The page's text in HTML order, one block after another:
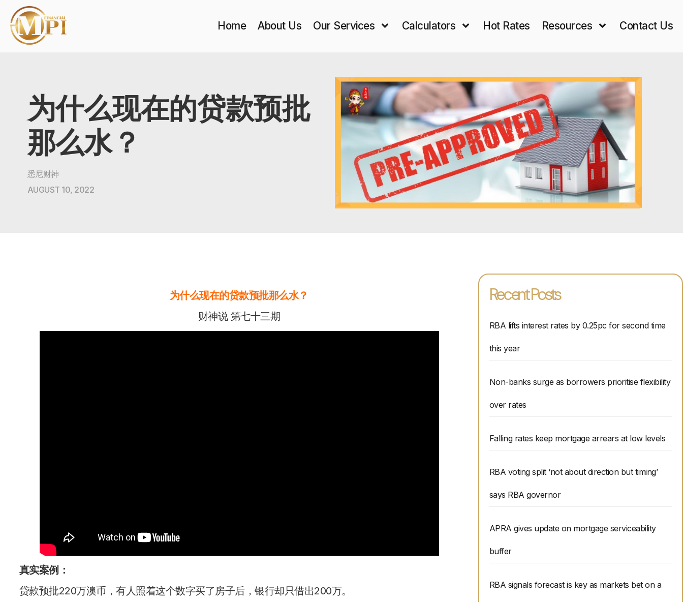
Home About Us Our Services Calculators Hot Rates Resources Contact Us
为什么现在的贷款预批
那么水？
悉尼财神
AUGUST 10, 2022
为什么现在的贷款预批那么水？
财神说 第七十三期
真实案例：
贷款预批220万澳币，有人照着这个数字买了房子后，银行却只借出200万。
Recent Posts
RBA lifts interest rates by 0.25pc for second time
this year
Non-banks surge as borrowers prioritise flexibility
over rates
Falling rates keep mortgage arrears at low levels
RBA voting split ‘not about direction but timing’
says RBA governor
APRA gives update on mortgage serviceability
buffer
RBA signals forecast is key as markets bet on a